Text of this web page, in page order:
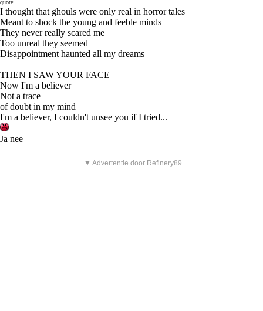
quote:
I thought that ghouls were only real in horror tales
Meant to shock the young and feeble minds
They never really scared me
Too unreal they seemed
Disappointment haunted all my dreams
THEN I SAW YOUR FACE
Now I'm a believer
Not a trace
of doubt in my mind
I'm a believer, I couldn't unsee you if I tried...
Ja nee
▼ Advertentie door Refinery89